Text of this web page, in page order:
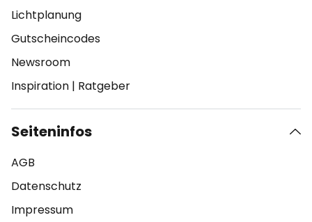
Lichtplanung
Gutscheincodes
Newsroom
Inspiration | Ratgeber
Seiteninfos
AGB
Datenschutz
Impressum